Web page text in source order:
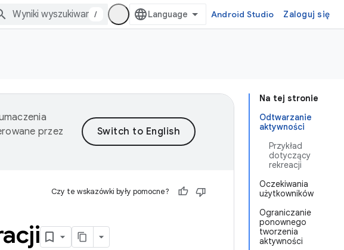
/ Android Studio Zaloguj się
Na tej stronie
Odtwarzanie
aktywności
Przykład
dotyczący
rekreacji
Oczekiwania
użytkowników
Ograniczanie
ponownego
tworzenia
aktywności
przez
Czy te wskazówki były pomocne?